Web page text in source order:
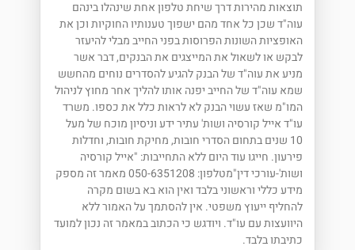
תוצאות מהירות דרך שיחת טלפון אחת שינהלו בינהם
עוה"ד שכן כל אחד מהם ישפוך טענותיו החוקיות וכן את
האופציות השונות הפרוסות בפני החייב מבלי להיעזר
לבקש או לשאול את המייצגים את הבנקים, דבר אשר
מניע את עוה"ד של הבנק להגיע להסדרים נוחים מהחשש
שמא עוה"ד של החייב יפנה אותו להליך אחר מחוץ לניהול
המו"מ שאז עשוי הבנק לא לראות כלל את כספו. משרד
עו"ד אייל קורסיה ושות' עתיר ידע וניסיון מוכח של מעל
10 שנים בתחום הסדרי חובות, מחיקת חובות, וחדלות
פירעון. חייגו עוד היום ללא התחייבות: "אייל קורסיה
ושות'-עורכי דין"מטלפון: 050-6351208 מאמר זה מספק
מידע כללי וראשוני בלבד ואין הוא בא בשום מקרה
להחליף ייעוץ משפטי. אין להסתמך על האמור ללא
היוועצות עם עו"ד. ויודגש כי הכתוב במאמר זה נכון למועד
כתיבתו בלבד.